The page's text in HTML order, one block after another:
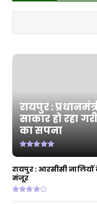
रायपुर : छत्तीसगढ़
रायपुर : राज्यपाल
रायपुर :
साकार हो रहा
का सपना
रायपुर : आरसीसी
मंजूर